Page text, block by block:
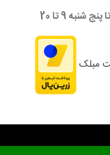
باشد. © 2024